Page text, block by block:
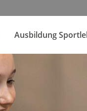
Ausbildung